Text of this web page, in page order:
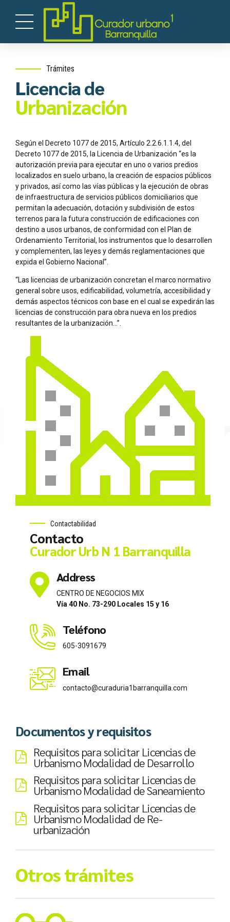
Trámites
Licencia de
Urbanización
Según el Decreto 1077 de 2015, Artículo 2.2.6.1.1.4, del
Decreto 1077 de 2015, la Licencia de Urbanización “es la
autorización previa para ejecutar en uno o varios predios
localizados en suelo urbano, la creación de espacios públicos
y privados, así como las vías públicas y la ejecución de obras
de infraestructura de servicios públicos domiciliarios que
permitan la adecuación, dotación y subdivisión de estos
terrenos para la futura construcción de edificaciones con
destino a usos urbanos, de conformidad con el Plan de
Ordenamiento Territorial, los instrumentos que lo desarrollen
y complementen, las leyes y demás reglamentaciones que
expida el Gobierno Nacional”.
“Las licencias de urbanización concretan el marco normativo
general sobre usos, edificabilidad, volumetría, accesibilidad y
demás aspectos técnicos con base en el cual se expedirán las
licencias de construcción para obra nueva en los predios
resultantes de la urbanización…”.
Contactabilidad
Contacto
Curador Urb N 1 Barranquilla
Address
CENTRO DE NEGOCIOS MIX
Vía 40 No. 73-290 Locales 15 y 16
Teléfono
605-3091679
Email
contacto@curaduria1barranquilla.com
Documentos y requisitos
Requisitos para solicitar Licencias de
Urbanismo Modalidad de Desarrollo
Requisitos para solicitar Licencias de
Urbanismo Modalidad de Saneamiento
Requisitos para solicitar Licencias de
Urbanismo Modalidad de Re-
urbanización
Otros trámites